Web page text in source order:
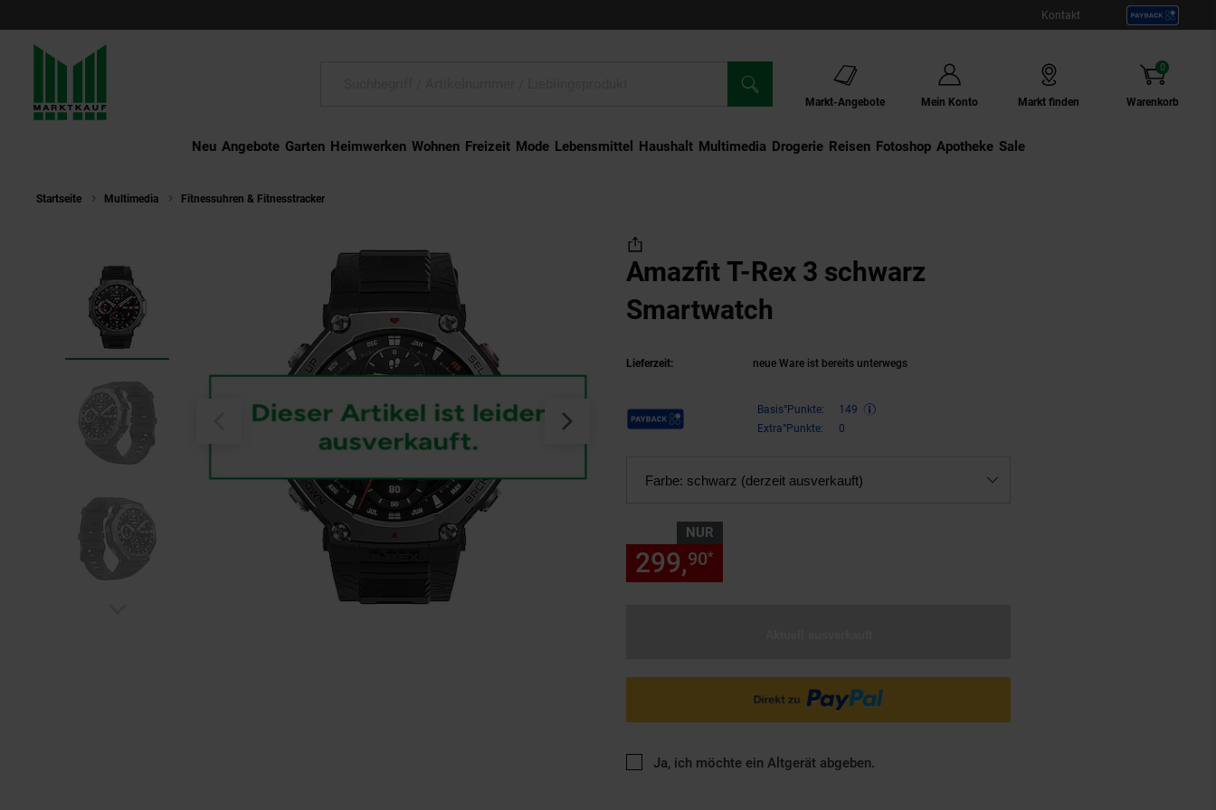
Kontakt
Markt-Angebote Mein Konto Markt finden Warenkorb
0
Artikel
Neu Angebote Garten Heimwerken Wohnen Freizeit Mode Lebensmittel Haushalt Multimedia Drogerie Externer Link:
Reisen Externer Link:
Fotoshop Externer Link:
Apotheke Sale
Startseite Multimedia Fitnessuhren & Fitnesstracker
Amazfit T-Rex 3 schwarz
Smartwatch
Lieferzeit: neue Ware ist bereits unterwegs
Payback Punkte Basis°Punkte:
149
Extra°Punkte:
0
Farbe: schwarz (derzeit ausverkauft)
NUR
299,90*
Ja, ich möchte ein Altgerät abgeben.